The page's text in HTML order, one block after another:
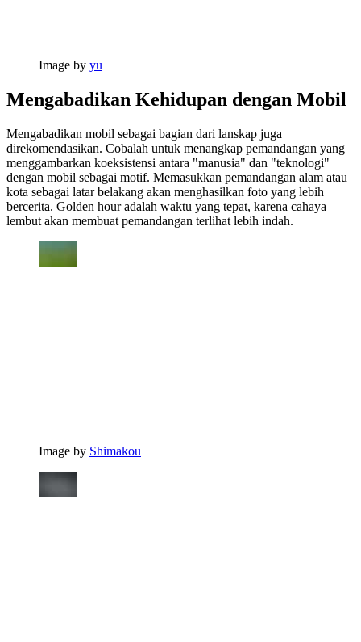
Image by yu
Mengabadikan Kehidupan dengan Mobil
Mengabadikan mobil sebagai bagian dari lanskap juga
direkomendasikan. Cobalah untuk menangkap pemandangan yang
menggambarkan koeksistensi antara "manusia" dan "teknologi"
dengan mobil sebagai motif. Memasukkan pemandangan alam atau
kota sebagai latar belakang akan menghasilkan foto yang lebih
bercerita. Golden hour adalah waktu yang tepat, karena cahaya
lembut akan membuat pemandangan terlihat lebih indah.
Image by Shimakou